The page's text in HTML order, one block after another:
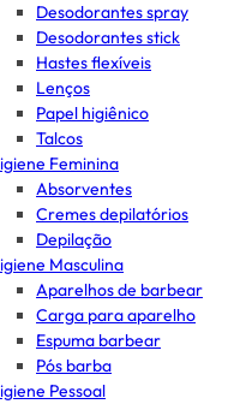
Desodorantes spray
Desodorantes stick
Hastes flexíveis
Lenços
Papel higiênico
Talcos
Feminina
Absorventes
Cremes depilatórios
Depilação
Masculina
Aparelhos de barbear
Carga para aparelho
Espuma barbear
Pós barba
Pessoal